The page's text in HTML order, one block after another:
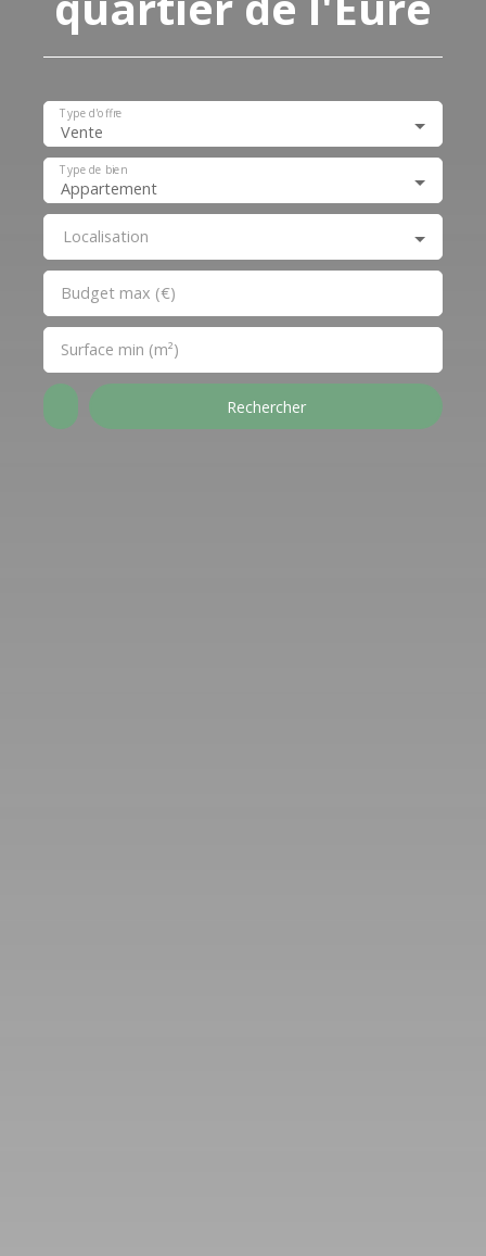
Vente
Type d'offre
Appartement
Type de bien
Localisation
Budget max (€)
Surface min (m²)
Rechercher